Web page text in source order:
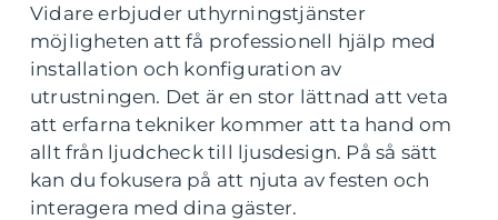
Vidare erbjuder uthyrningstjänster
möjligheten att få professionell hjälp med
installation och konfiguration av
utrustningen. Det är en stor lättnad att veta
att erfarna tekniker kommer att ta hand om
allt från ljudcheck till ljusdesign. På så sätt
kan du fokusera på att njuta av festen och
interagera med dina gäster.